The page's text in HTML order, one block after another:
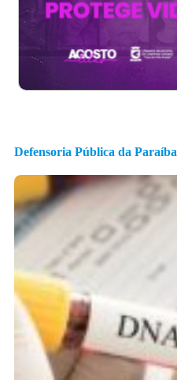
Defensoria Pública da Paraíba